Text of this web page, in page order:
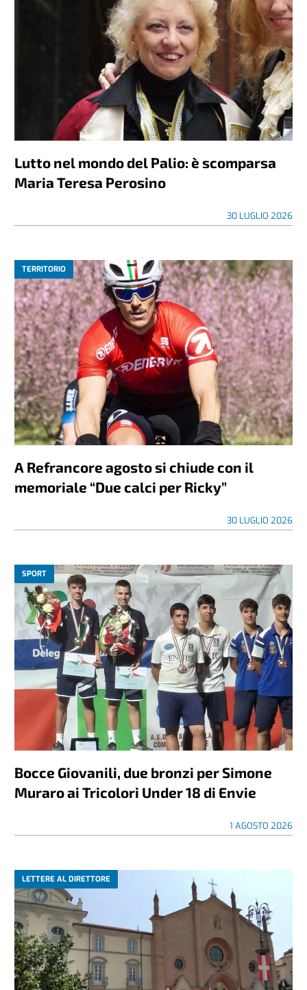
Lutto nel mondo del Palio: è scomparsa
Maria Teresa Perosino
30 LUGLIO 2026
TERRITORIO
A Refrancore agosto si chiude con il
memoriale “Due calci per Ricky”
30 LUGLIO 2026
SPORT
Bocce Giovanili, due bronzi per Simone
Muraro ai Tricolori Under 18 di Envie
1 AGOSTO 2026
LETTERE AL DIRETTORE